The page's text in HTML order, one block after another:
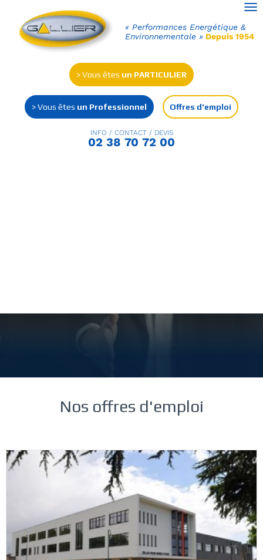
« Performances Energétique &
Environnementale » Depuis 1954
> Vous êtes un PARTICULIER
> Vous êtes un Professionnel Offres d'emploi
INFO / CONTACT / DEVIS
02 38 70 72 00
Nos offres d'emploi